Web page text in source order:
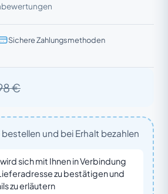
Sichere Zahlungsmethoden
€
und bei Erhalt bezahlen
sich mit Ihnen in Verbindung
zu bestätigen und
zu erläutern